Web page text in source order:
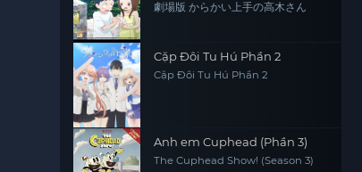
劇場版 からかい上手の高木さん
Cặp Đôi Tu Hú Phần 2
Cặp Đôi Tu Hú Phần 2
Anh em Cuphead (Phần 3)
The Cuphead Show! (Season 3)